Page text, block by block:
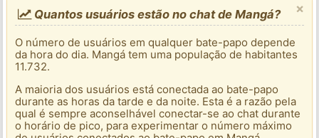
×
Quantos usuários estão no chat de Mangá?
O número de usuários em qualquer bate-papo depende
da hora do dia. Mangá tem uma população de habitantes
11.732.
A maioria dos usuários está conectada ao bate-papo
durante as horas da tarde e da noite. Esta é a razão pela
qual é sempre aconselhável conectar-se ao chat durante
o horário de pico, para experimentar o número máximo